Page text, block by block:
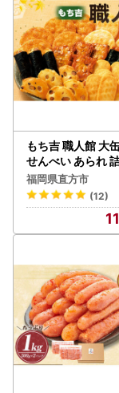
もち吉 職人館 大
せんべい あられ
せ
福岡県直方市
(12)